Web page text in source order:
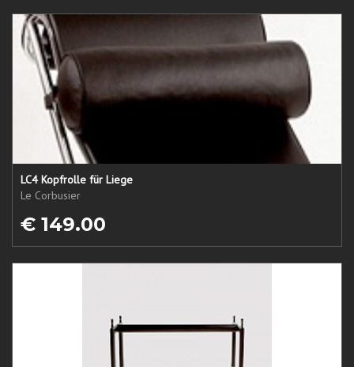
LC4 Kopfrolle für Liege
Le Corbusier
€ 149.00